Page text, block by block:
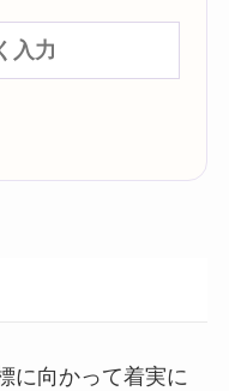
に向かって着実に